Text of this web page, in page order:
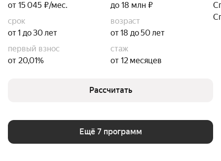
от 15 045 ₽/мес.
до 18 млн ₽
срок
от 1 до 30 лет
возраст
от 18 до 50 лет
первый взнос
от 20,01%
стаж
от 12 месяцев
Рассчитать
Ещё 7 программ